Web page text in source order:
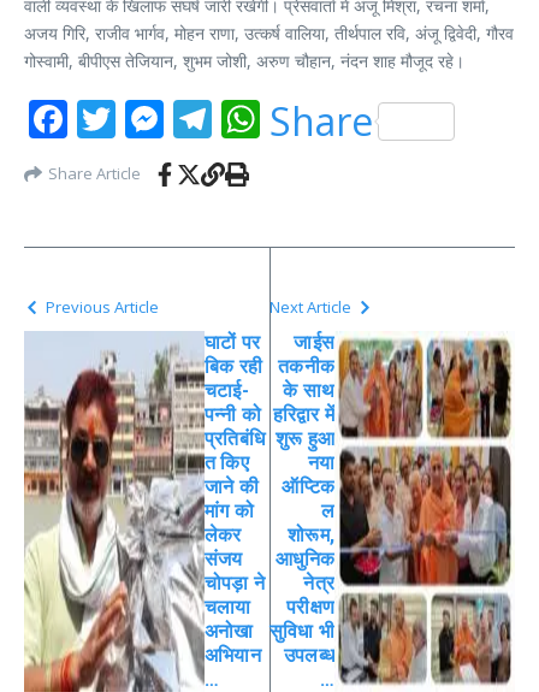
वाली व्यवस्था के खिलाफ संघर्ष जारी रखेगी। प्रेसवार्ता में अंजू मिश्रा, रचना शर्मा,
अजय गिरि, राजीव भार्गव, मोहन राणा, उत्कर्ष वालिया, तीर्थपाल रवि, अंजू द्विवेदी, गौरव
गोस्वामी, बीपीएस तेजियान, शुभम जोशी, अरुण चौहान, नंदन शाह मौजूद रहे।
Facebook
Twitter
Messenger
Telegram
WhatsApp
Share
Share Article
Previous Article
घाटों पर
बिक रही
चटाई-
पन्नी को
प्रतिबंधि
त किए
जाने की
मांग को
लेकर
संजय
चोपड़ा ने
चलाया
अनोखा
अभियान
…
Next Article
जाईस
तकनीक
के साथ
हरिद्वार में
शुरू हुआ
नया
ऑप्टिक
ल
शोरूम,
आधुनिक
नेत्र
परीक्षण
सुविधा भी
उपलब्ध
…